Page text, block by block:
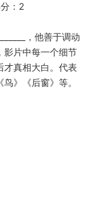
：2
，他善于调动
影片中每一个细节
才真相大白。代表
》《后窗》等。